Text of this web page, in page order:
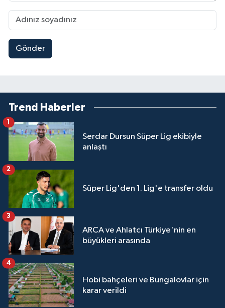
Gönder
Trend Haberler
Serdar Dursun Süper Lig ekibiyle
anlaştı
1
Süper Lig'den 1. Lig'e transfer oldu
2
ARCA ve Ahlatcı Türkiye'nin en
büyükleri arasında
3
Hobi bahçeleri ve Bungalovlar için
karar verildi
4